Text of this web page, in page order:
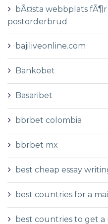
bÃ¤sta webbplats
postorderbrud
bajiliveonline.com
Bankobet
Basaribet
bbrbet colombia
bbrbet mx
best cheap essay
best countries for a
best countries to get a